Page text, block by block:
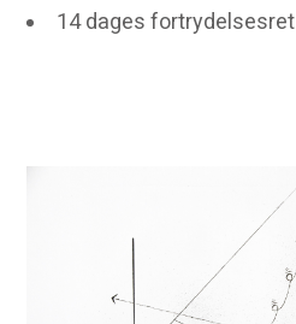
14 dages fortrydelsesret